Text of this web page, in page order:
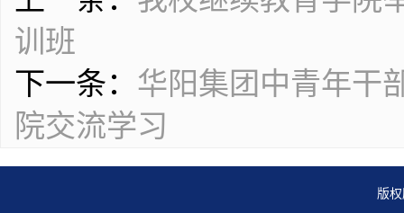
训班
下一条： 华阳集团中青年干
院交流学习
版